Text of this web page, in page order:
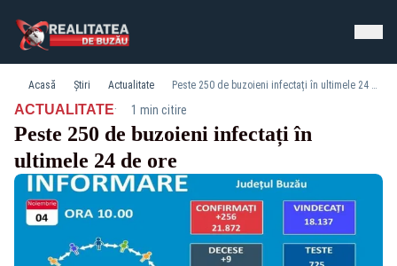
Acasă Știri Actualitate Peste 250 de buzoieni infectați în ultimele 24 de ore
ACTUALITATE· 1 min citire
Peste 250 de buzoieni infectați în
ultimele 24 de ore